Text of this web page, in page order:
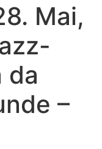
Mai,
da
–